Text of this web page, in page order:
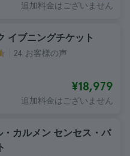
追加料金はございません
イブニングチケット
24 お客様の声
¥18,979
追加料金はございません
・カルメン センセス・パ